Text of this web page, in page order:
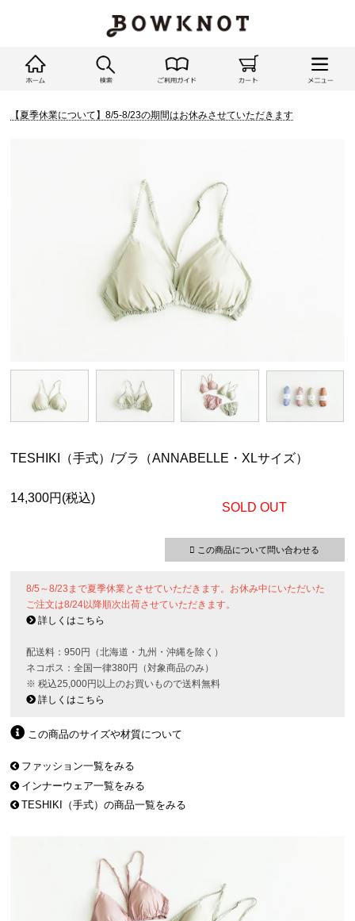
【夏季休業について】8/5-8/23の期間はお休みさせていただきます
TESHIKI（手式）/ブラ（ANNABELLE・XLサイズ）
14,300円(税込)
SOLD OUT
この商品について問い合わせる
8/5～8/23まで夏季休業とさせていただきます。お休み中にいただいた
ご注文は8/24以降順次出荷させていただきます。
詳しくはこちら
配送料：950円（北海道・九州・沖縄を除く）
ネコポス：全国一律380円（対象商品のみ）
※ 税込25,000円以上のお買いもので送料無料
詳しくはこちら
この商品のサイズや材質について
ファッション一覧をみる
インナーウェア一覧をみる
TESHIKI（手式）の商品一覧をみる